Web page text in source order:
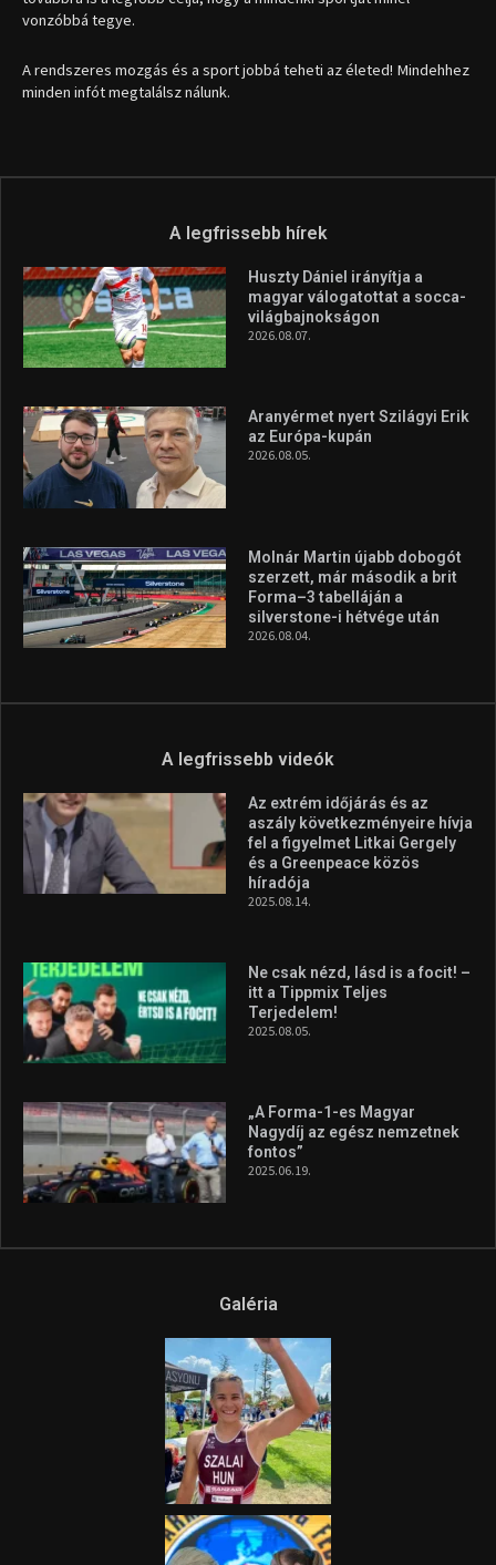
vonzóbbá tegye.
A rendszeres mozgás és a sport jobbá teheti az életed! Mindehhez
minden infót megtalálsz nálunk.
A legfrissebb hírek
Huszty Dániel irányítja a
magyar válogatottat a socca-
világbajnokságon
2026.08.07.
Aranyérmet nyert Szilágyi Erik
az Európa-kupán
2026.08.05.
Molnár Martin újabb dobogót
szerzett, már második a brit
Forma–3 tabelláján a
silverstone-i hétvége után
2026.08.04.
A legfrissebb videók
Az extrém időjárás és az
aszály következményeire hívja
fel a figyelmet Litkai Gergely
és a Greenpeace közös
híradója
2025.08.14.
Ne csak nézd, lásd is a focit! –
itt a Tippmix Teljes
Terjedelem!
2025.08.05.
„A Forma-1-es Magyar
Nagydíj az egész nemzetnek
fontos”
2025.06.19.
Galéria